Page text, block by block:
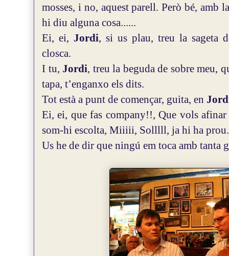
mosses, i no, aquest parell. Però bé, amb
hi diu alguna cosa......
Ei, ei, Jordi, si us plau, treu la sageta
closca.
I tu, Jordi, treu la beguda de sobre meu,
tapa, t’enganxo els dits.
Tot està a punt de començar, guita, en
Ei, ei, que fas company!!, Que vols
som-hi escolta, Miiiii, Solllll, ja hi ha prou.
Us he de dir que ningú em toca amb tanta